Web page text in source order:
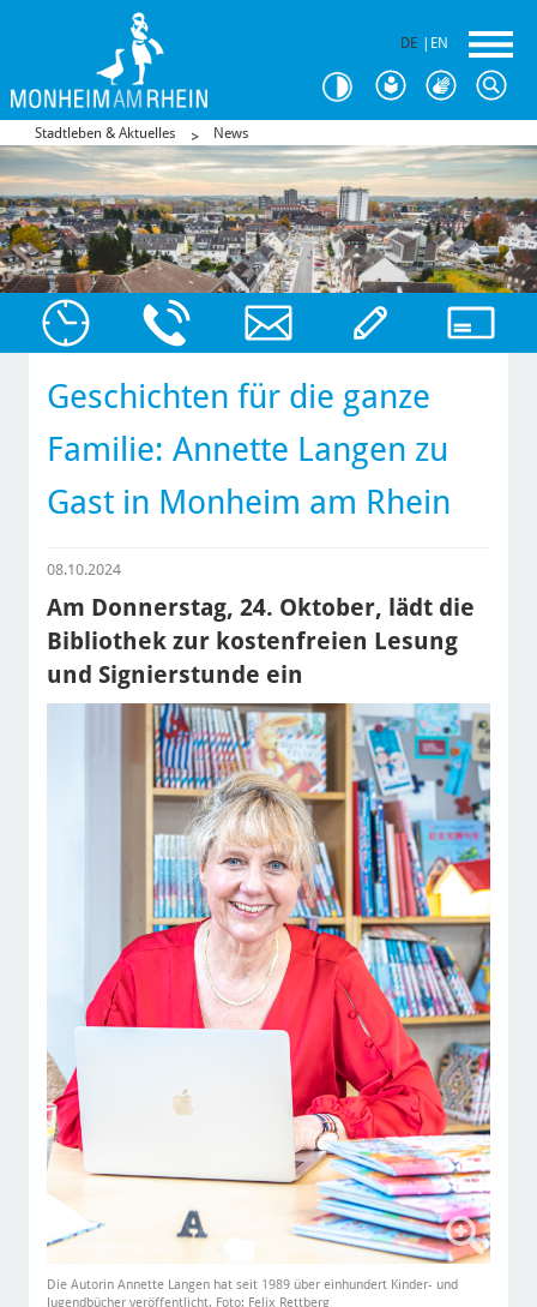
DE EN
Stadtleben & Aktuelles News
Geschichten für die ganze
Familie: Annette Langen zu
Gast in Monheim am Rhein
08.10.2024
Am Donnerstag, 24. Oktober, lädt die
Bibliothek zur kostenfreien Lesung
und Signierstunde ein
Die Autorin Annette Langen hat seit 1989 über einhundert Kinder- und
Jugendbücher veröffentlicht. Foto: Felix Rettberg